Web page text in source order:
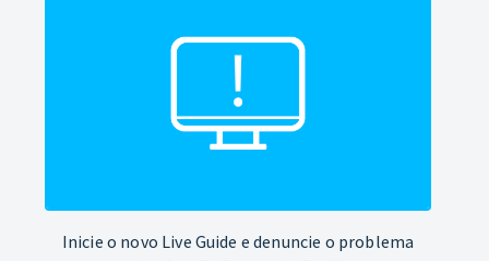
Inicie o novo Live Guide e denuncie o problema